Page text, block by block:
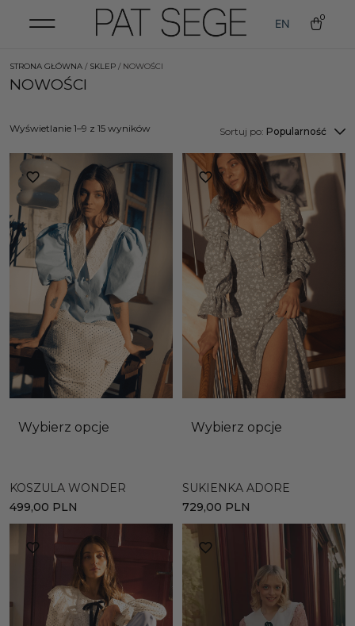
EN 0
STRONA GŁÓWNA / SKLEP / NOWOŚCI
NOWOŚCI
Sortuj po: Popularność
Wybierz opcje
KOSZULA WONDER
499,00 PLN
Wybierz opcje
SUKIENKA ADORE
729,00 PLN
Wyświetlanie 1–9 z 15 wyników